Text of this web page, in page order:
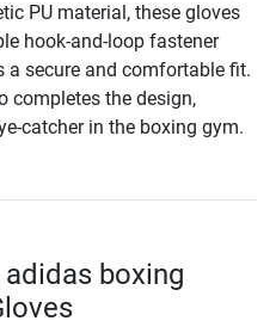
PU material, these gloves
hook-and-loop fastener
secure and comfortable fit.
completes the design,
catcher in the boxing gym.
boxing